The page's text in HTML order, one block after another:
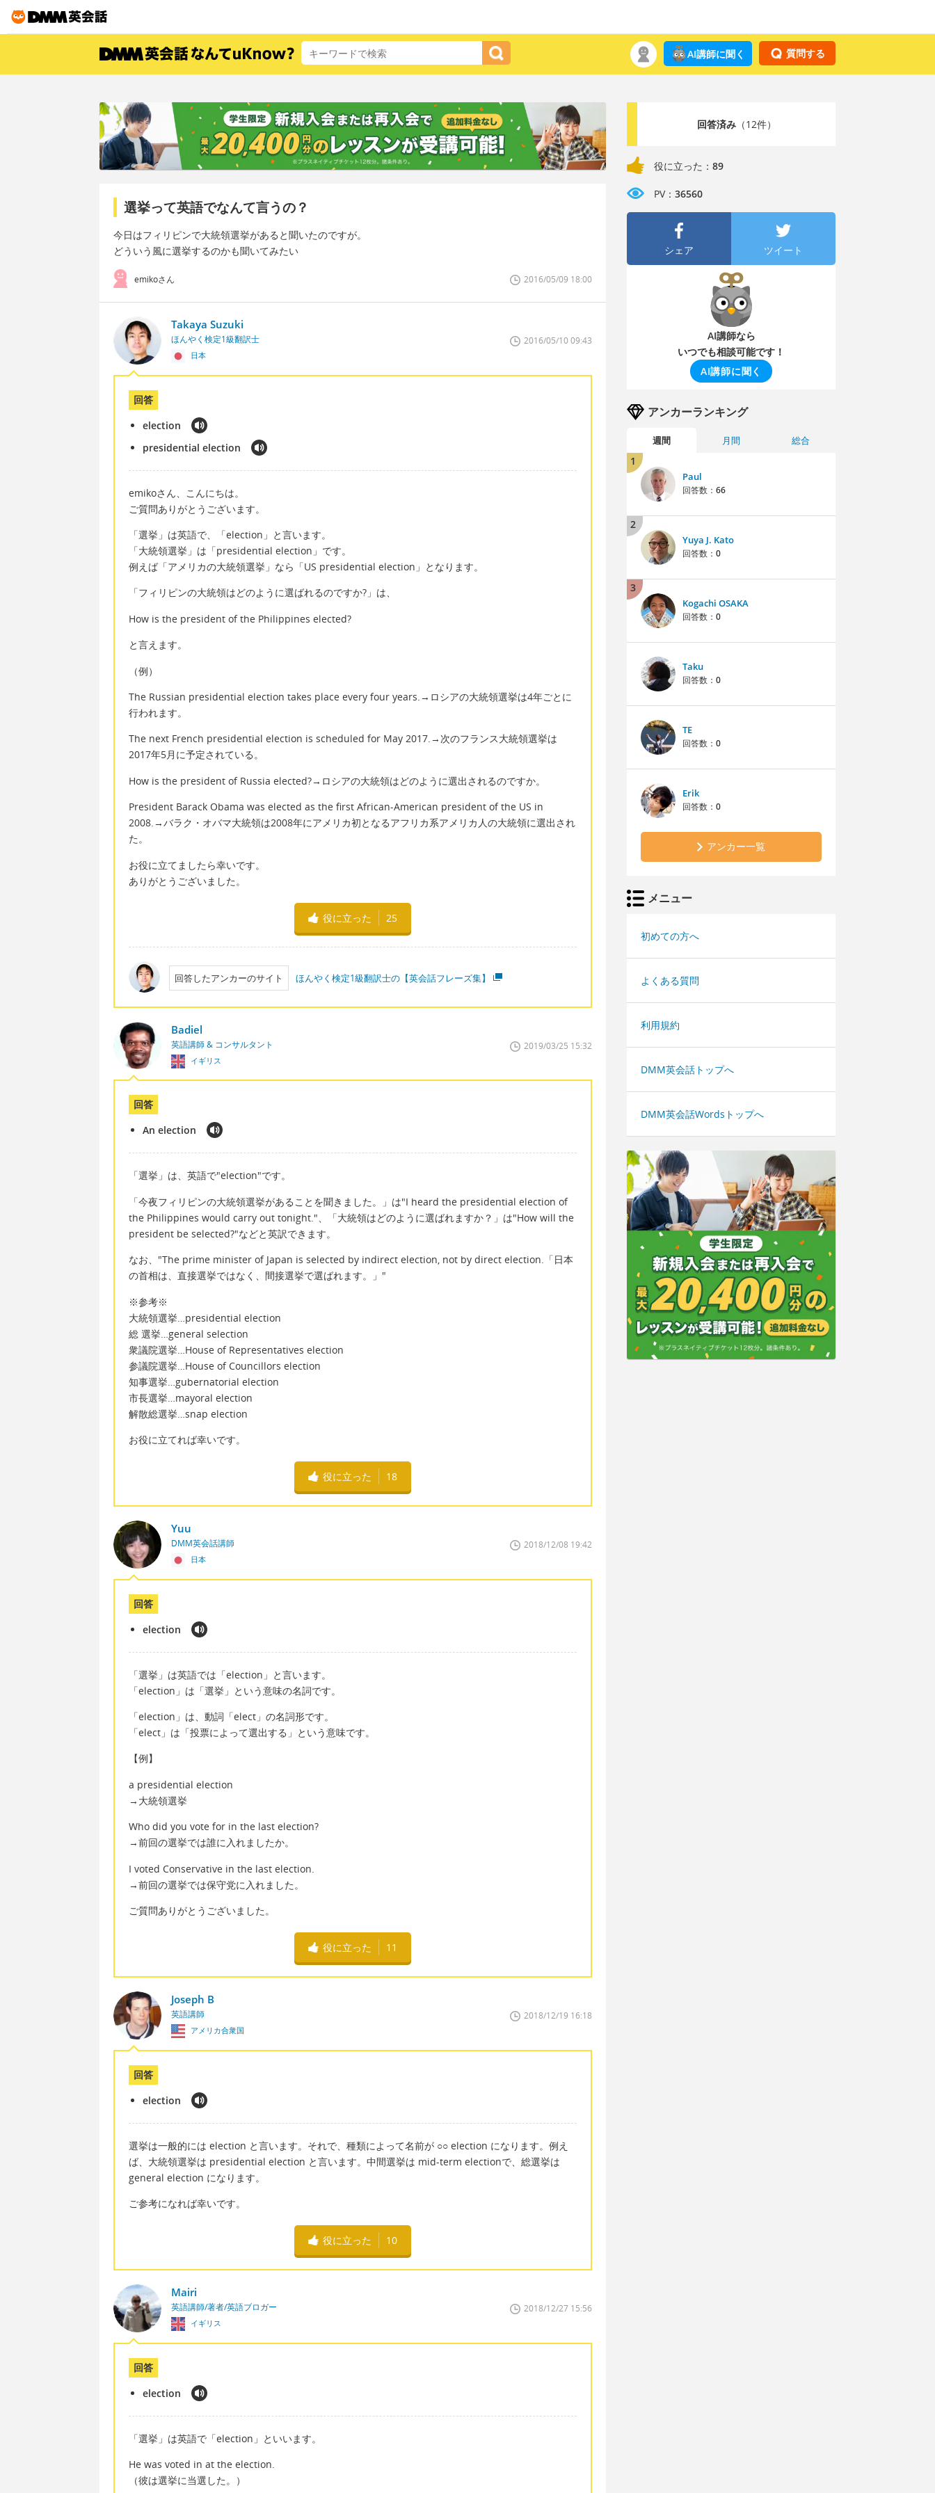
質問する
AI講師に聞く
選挙って英語でなんて言うの？
今日はフィリピンで大統領選挙があると聞いたのですが。
どういう風に選挙するのかも聞いてみたい
emikoさん 2016/05/09 18:00
Takaya Suzuki
ほんやく検定1級翻訳士
日本
2016/05/10 09:43
回答
election
presidential election
emikoさん、こんにちは。
ご質問ありがとうございます。
「選挙」は英語で、「election」と言います。
「大統領選挙」は「presidential election」です。
例えば「アメリカの大統領選挙」なら「US presidential election」となります。
「フィリピンの大統領はどのように選ばれるのですか?」は、
How is the president of the Philippines elected?
と言えます。
（例）
The Russian presidential election takes place every four years.→ロシアの大統領選挙は4年ごとに
行われます。
The next French presidential election is scheduled for May 2017.→次のフランス大統領選挙は
2017年5月に予定されている。
How is the president of Russia elected?→ロシアの大統領はどのように選出されるのですか。
President Barack Obama was elected as the first African-American president of the US in
2008.→バラク・オバマ大統領は2008年にアメリカ初となるアフリカ系アメリカ人の大統領に選出され
た。
お役に立てましたら幸いです。
ありがとうございました。
役に立った 25
回答したアンカーのサイト ほんやく検定1級翻訳士の【英会話フレーズ集】
Badiel
英語講師 & コンサルタント
イギリス
2019/03/25 15:32
回答
An election
「選挙」は、英語で"election"です。
「今夜フィリピンの大統領選挙があることを聞きました。」は"I heard the presidential election of
the Philippines would carry out tonight."、「大統領はどのように選ばれますか？」は"How will the
president be selected?"などと英訳できます。
なお、"The prime minister of Japan is selected by indirect election, not by direct election.「日本
の首相は、直接選挙ではなく、間接選挙で選ばれます。」"
※参考※
大統領選挙…presidential election
総 選挙…general selection
衆議院選挙…House of Representatives election
参議院選挙…House of Councillors election
知事選挙…gubernatorial election
市長選挙…mayoral election
解散総選挙…snap election
お役に立てれば幸いです。
役に立った 18
Yuu
DMM英会話講師
日本
2018/12/08 19:42
回答
election
「選挙」は英語では「election」と言います。
「election」は「選挙」という意味の名詞です。
「election」は、動詞「elect」の名詞形です。
「elect」は「投票によって選出する」という意味です。
【例】
a presidential election
→大統領選挙
Who did you vote for in the last election?
→前回の選挙では誰に入れましたか。
I voted Conservative in the last election.
→前回の選挙では保守党に入れました。
ご質問ありがとうございました。
役に立った 11
Joseph B
英語講師
アメリカ合衆国
2018/12/19 16:18
回答
election
選挙は一般的には election と言います。それで、種類によって名前が ○○ election になります。例え
ば、大統領選挙は presidential election と言います。中間選挙は mid-term electionで、総選挙は
general election になります。
ご参考になれば幸いです。
役に立った 10
Mairi
英語講師/著者/英語ブロガー
イギリス
2018/12/27 15:56
回答
election
「選挙」は英語で「election」といいます。
He was voted in at the election.
（彼は選挙に当選した。）
回答済み（12件）
役に立った： 89
PV： 36560
シェア ツイート
AI講師なら
いつでも相談可能です！
AI講師に聞く
アンカーランキング
週間 月間 総合
1
Paul
回答数： 66
2
Yuya J. Kato
回答数： 0
3
Kogachi OSAKA
回答数： 0
Taku
回答数： 0
TE
回答数： 0
Erik
回答数： 0
アンカー一覧
メニュー
初めての方へ
よくある質問
利用規約
DMM英会話トップへ
DMM英会話Wordsトップへ